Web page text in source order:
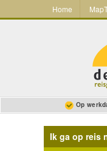
Home
Op
Ik ga op reis